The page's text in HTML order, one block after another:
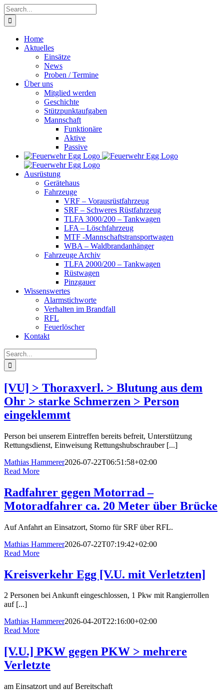
Skip
to
content
Search
for:
Home
Aktuelles
Einsätze
News
Proben / Termine
Über uns
Mitglied werden
Geschichte
Stützpunktaufgaben
Mannschaft
Funktionäre
Aktive
Passive
Ausrüstung
Gerätehaus
Fahrzeuge
VRF – Vorausrüstfahrzeug
SRF – Schweres Rüstfahrzeug
TLFA 3000/200 – Tankwagen
LFA – Löschfahrzeug
MTF -Mannschaftstransportwagen
WBA – Waldbrandanhänger
Fahrzeuge Archiv
TLFA 2000/200 – Tankwagen
Rüstwagen
Pinzgauer
Wissenswertes
Alarmstichworte
Verhalten im Brandfall
RFL
Feuerlöscher
Kontakt
Search
for:
[VU] > Thoraxverl. > Blutung aus dem
Ohr > starke Schmerzen > Person
eingeklemmt
Person bei unserem Eintreffen bereits befreit, Unterstützung
Rettungsdienst, Einweisung Rettungshubschrauber [...]
Mathias Hammerer2026-07-22T06:51:58+02:00
Read More
Radfahrer gegen Motorrad –
Motoradfahrer ca. 20 Meter über Brücke
Auf Anfahrt an Einsatzort, Storno für SRF über RFL.
Mathias Hammerer2026-07-22T07:19:42+02:00
Read More
Kreisverkehr Egg [V.U. mit Verletzten]
2 Personen bei Ankunft eingeschlossen, 1 Pkw mit Rangierrollen
auf [...]
Mathias Hammerer2026-04-20T22:16:00+02:00
Read More
[V.U.] PKW gegen PKW > mehrere
Verletzte
am Einsatzort und auf Bereitschaft